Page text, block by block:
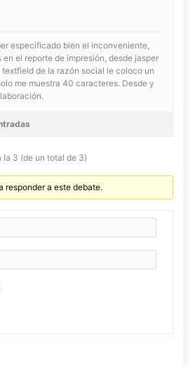
especificado bien el inconveniente,
el reporte de impresión, desde jasper
de la razón social le coloco un
me muestra 40 caracteres. Desde y
la 3 (de un total de 3)
responder a este debate.